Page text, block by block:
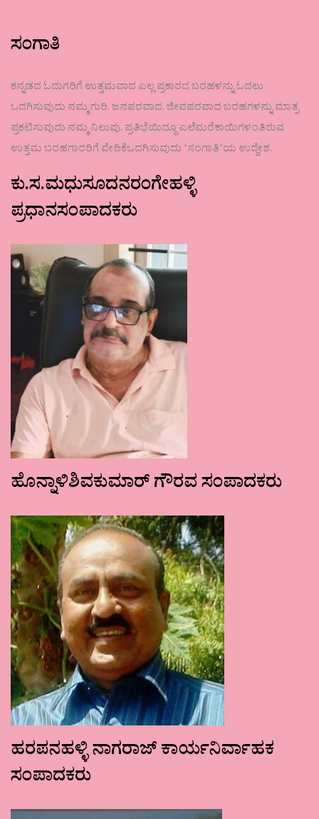
ಸಂಗಾತಿ
ಕನ್ನಡದ ಓದುಗರಿಗೆ ಉತ್ತಮವಾದ ಎಲ್ಲ ಪ್ರಕಾರದ ಬರಹಳನ್ನು ಓದಲು
ಒದಗಿಸುವುದು ನಮ್ಮ ಗುರಿ. ಜನಪರವಾದ, ಜೀವಪರವಾದ ಬರಹಗಳನ್ನು ಮಾತ್ರ
ಪ್ರಕಟಿಸುವುದು ನಮ್ಮ ನಿಲುವು. ಪ್ರತಿಭೆಯಿದ್ದೂ ಎಲೆಮರೆಕಾಯಿಗಳಂತಿರುವ
ಉತ್ತಮ ಬರಹಗಾರರಿಗೆ ವೇದಿಕೆಒದಗಿಸುವುದು ʼಸಂಗಾತಿʼಯ ಉದ್ದೇಶ.
ಕು.ಸ.ಮಧುಸೂದನರಂಗೇಹಳ್ಳಿ
ಪ್ರಧಾನಸಂಪಾದಕರು
ಹೊನ್ನಾಳಿಶಿವಕುಮಾರ್ ಗೌರವ ಸಂಪಾದಕರು
ಹರಪನಹಳ್ಳಿ ನಾಗರಾಜ್ ಕಾರ್ಯನಿರ್ವಾಹಕ
ಸಂಪಾದಕರು